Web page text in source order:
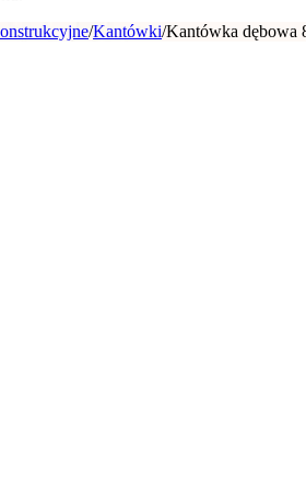
/Kantówki/Kantówka dębowa